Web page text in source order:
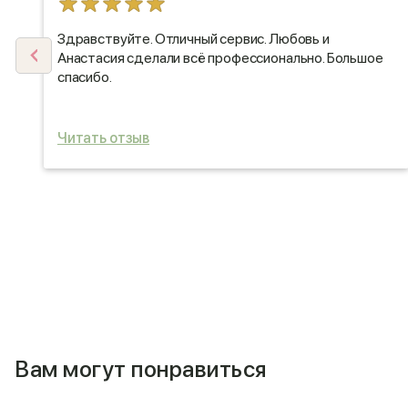
Здравствуйте. Отличный сервис. Любовь и
Анастасия сделали всё профессионально. Большое
спасибо.
Читать отзыв
Вам могут понравиться